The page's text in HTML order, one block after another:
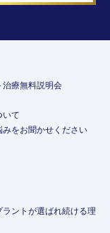
治療無料説明会
いて
みをお聞かせください
ラントが選ばれ続ける理